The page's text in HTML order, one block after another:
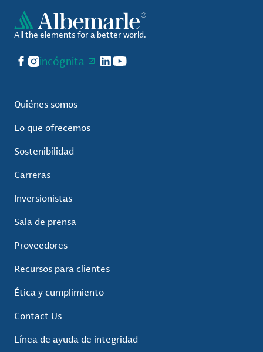
All the elements for a better world.
Facebook
Instagram
incógnita LinkedIn
YouTube
Quiénes somos
Lo que ofrecemos
Sostenibilidad
Carreras
Inversionistas
Sala de prensa
Proveedores
Recursos para clientes
Ética y cumplimiento
Contact Us
Línea de ayuda de integridad